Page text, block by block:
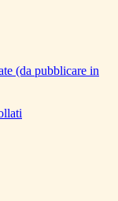
(da pubblicare in